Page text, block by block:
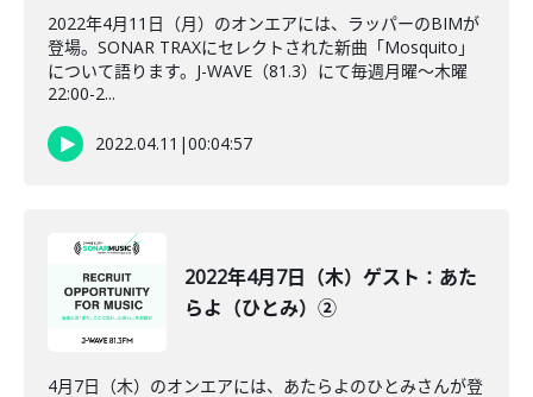
2022年4月11日（月）のオンエアには、ラッパーのBIMが
登場。SONAR TRAXにセレクトされた新曲「Mosquito」
について語ります。J-WAVE（81.3）にて毎週月曜～木曜
22:00-2...
2022.04.11 |00:04:57
2022年4月7日（木）ゲスト：あた
らよ（ひとみ）②
4月7日（木）のオンエアには、あたらよのひとみさんが登